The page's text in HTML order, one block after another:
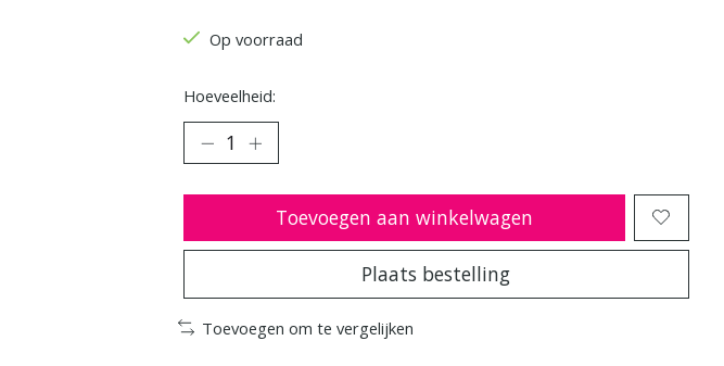
Op voorraad
Hoeveelheid:
Toevoegen aan winkelwagen
Plaats bestelling
Toevoegen om te vergelijken